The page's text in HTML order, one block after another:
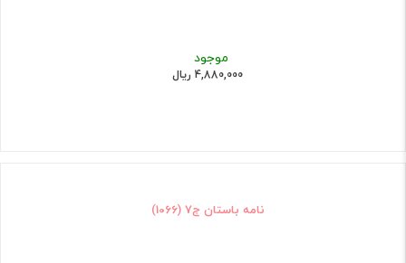
موجود
4,880,000 ریال
نامه باستان ج7 (1066)